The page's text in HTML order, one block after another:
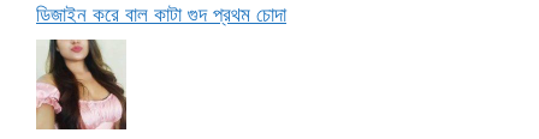
ডিজাইন করে বাল কাটা গুদ প্রথম চোদা